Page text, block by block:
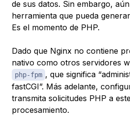
de sus datos. Sin embargo,
herramienta que pueda
Es el momento de PHP.
Dado que Nginx no contiene
nativo como otros servidores
php-fpm , que significa
fastCGI”. Más adelante,
transmita solicitudes PHP a
procesamiento.